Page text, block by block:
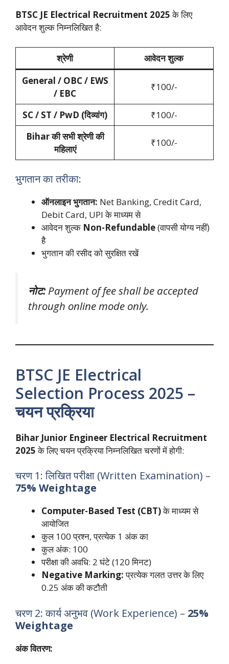
BTSC JE Electrical Recruitment 2025के लिए
आवेदन शुल्क निम्नलिखित है:
श्रेणी
आवेदन शुल्क
General / OBC / EWS
/ EBC
₹100/-
SC / ST / PwD (दिव्यांग)
₹100/-
Bihar की सभी श्रेणी की
महिलाएं
₹100/-
भुगतान का तरीका:
ऑनलाइन भुगतान: Net Banking, Credit Card,
Debit Card, UPI के माध्यम से
आवेदन शुल्क Non-Refundable(वापसी योग्य नहीं)
है
भुगतान की रसीद को सुरक्षित रखें
नोट:Payment of fee shall be accepted
through online mode only.
BTSC JE Electrical
Selection Process 2025 –
चयन प्रक्रिया
Bihar Junior Engineer Electrical Recruitment
2025के लिए चयन प्रक्रिया निम्नलिखित चरणों में होगी:
चरण 1: लिखित परीक्षा (Written Examination) –
75% Weightage
Computer-Based Test (CBT)के माध्यम से
आयोजित
कुल 100 प्रश्न, प्रत्येक 1 अंक का
कुल अंक: 100
परीक्षा की अवधि: 2 घंटे (120 मिनट)
Negative Marking:प्रत्येक गलत उत्तर के लिए
0.25 अंक की कटौती
चरण 2: कार्य अनुभव (Work Experience) – 25%
Weightage
अंक वितरण: